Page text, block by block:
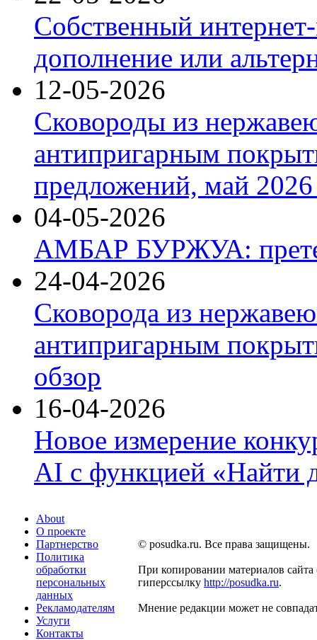
Собственный
дополнение или
12-05-2026
Сковороды из
антипригарным
предложений, май 2026
04-05-2026
АМБАР БУРЖУА:
24-04-2026
Сковорода из
антипригарным
обзор
16-04-2026
Новое измерение
AI с функцией «Найти
About
О проекте
Партнерство
Политика
обработки
персональных
данных
Рекламодателям
Услуги
Контакты
© posudka.ru. Все права защищены.
При копировании материалов сайта
гиперссылку http://posudka.ru.
Мнение редакции может не